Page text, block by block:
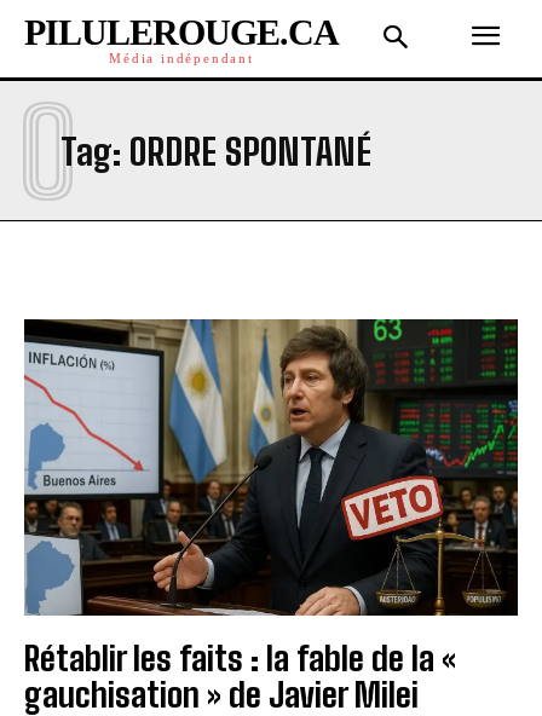
PILULEROUGE.CA
Média indépendant
Tag: ORDRE SPONTANÉ
O
Rétablir les faits : la fable de la «
gauchisation » de Javier Milei